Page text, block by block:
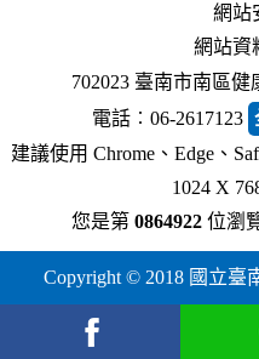
網站
網站資
702023 臺南市南區健
電話︰06-2617123
建議使用 Chrome、Edge、
1024 X
您是第 0864922 位瀏
Copyright © 2018 國立臺